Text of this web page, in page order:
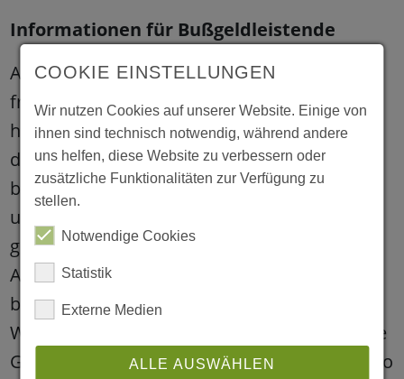
Informationen für Bußgeldleistende
Auch wenn Sie dieses Mal Ihre Spende nicht
freiwillig leisten, möchten wir uns dennoch
herzlich bei Ihnen bedanken. Sie leisten auf
diese Weise einen wichtigen Beitrag für
benachteiligte Kinder und Jugendliche, die
unsere Hilfe suchen und benötigen. Bitte
geben Sie im Verwendungszweck das
Aktenzeichen Ihrer Zahlungsauflage, das
betreffende Gericht sowie Ihren Namen an.
Wir informieren selbstständig das zuständige
Gericht, sobald der Betrag auf unserem Konto
COOKIE EINSTELLUNGEN
Wir nutzen Cookies auf unserer Website. Einige von
ihnen sind technisch notwendig, während andere
uns helfen, diese Website zu verbessern oder
zusätzliche Funktionalitäten zur Verfügung zu
stellen.
Notwendige Cookies
Statistik
Externe Medien
ALLE AUSWÄHLEN